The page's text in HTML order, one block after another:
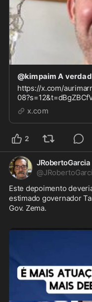
@kimpaim A
https://x.com/
x.com
2
JRobertoGarcia
@
Este depoimento
estimado governador
Gov. Zema.